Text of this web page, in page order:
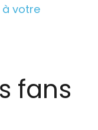
à votre
fans